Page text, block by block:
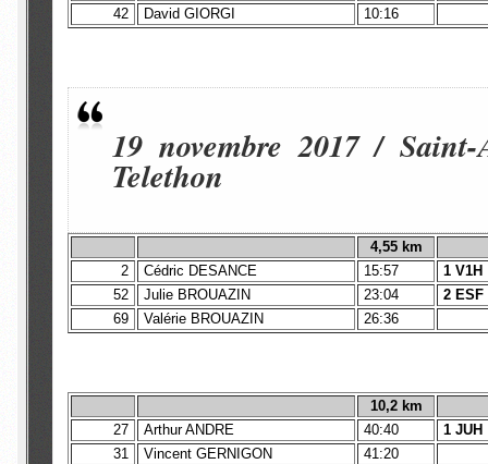
42
David GIORGI 10:16
19 novembre 2017 /
Telethon
4,55 km
2
Cédric DESANCE 15:57
1 V1H
52
Julie BROUAZIN 23:04
2 ESF
69
Valérie BROUAZIN 26:36
10,2 km
27
Arthur ANDRE 40:40
1 JUH
31
Vincent GERNIGON
41:20